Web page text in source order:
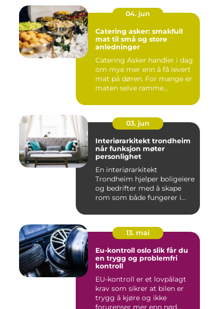
04. jun
Catering asker: smakfull
mat til små og store
anledninger
Catering Asker handler i dag
om mye mer enn å få levert
mat på døren. For mange er
maten selve ramme...
03. jun
Interiørarkitekt trondheim
når funksjon møter
personlighet
En interiørarkitekt
Trondheim hjelper boligeiere
og bedrifter med å skape
rom som både fungerer i
13. mai
Eu-kontroll oslo slik får du
en trygg og problemfri
kontroll
EU-kontroll er et lovpålagt
krav som sikrer at bilen er
trygg å kjøre og ikke
forurenser mer enn nød...